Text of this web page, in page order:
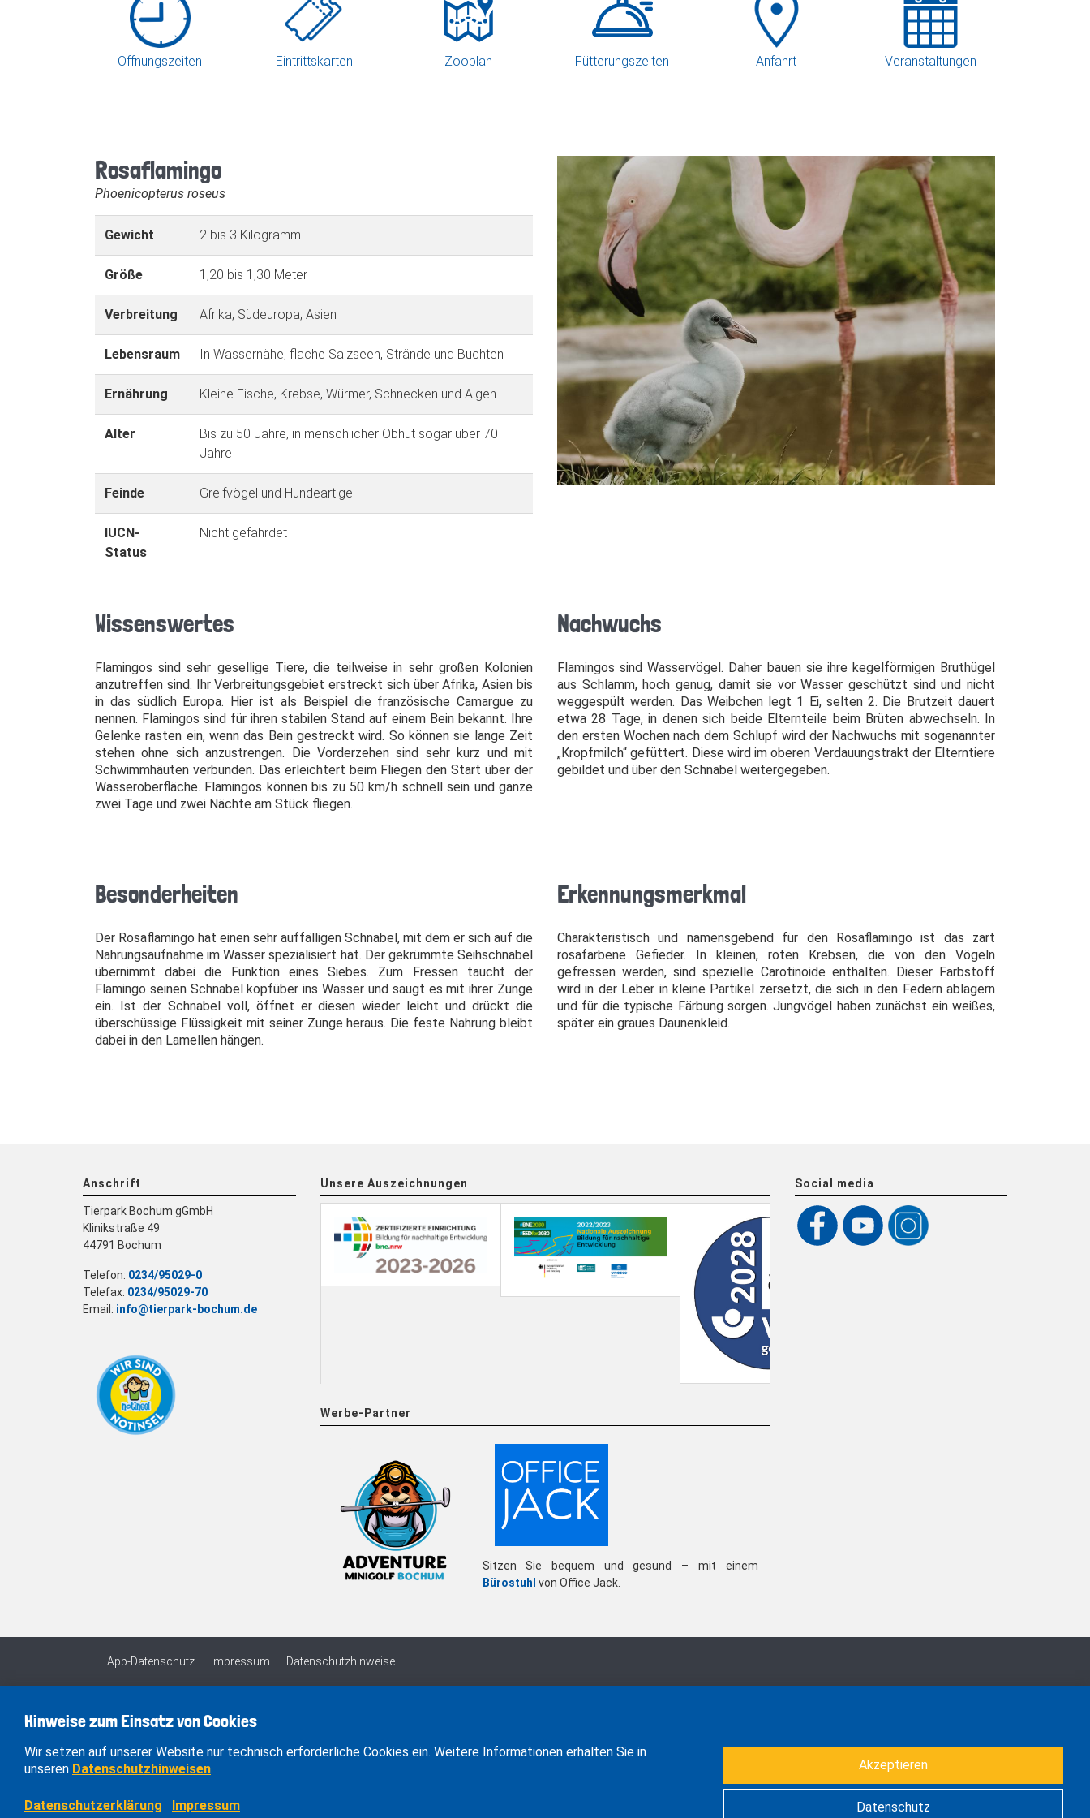
Öffnungszeiten Eintrittskarten Zooplan Fütterungszeiten Anfahrt Veranstaltungen
Rosaflamingo
Phoenicopterus roseus
Gewicht 2 bis 3 Kilogramm
Größe 1,20 bis 1,30 Meter
Verbreitung Afrika, Südeuropa, Asien
Lebensraum In Wassernähe, flache Salzseen, Strände und Buchten
Ernährung Kleine Fische, Krebse, Würmer, Schnecken und Algen
Alter
Bis zu 50 Jahre, in menschlicher Obhut sogar über 70
Jahre
Feinde Greifvögel und Hundeartige
IUCN-
Status
Nicht gefährdet
Wissenswertes
Flamingos sind sehr gesellige Tiere, die teilweise in sehr großen Kolonien
anzutreffen sind. Ihr Verbreitungsgebiet erstreckt sich über Afrika, Asien bis
in das südlich Europa. Hier ist als Beispiel die französische Camargue zu
nennen. Flamingos sind für ihren stabilen Stand auf einem Bein bekannt. Ihre
Gelenke rasten ein, wenn das Bein gestreckt wird. So können sie lange Zeit
stehen ohne sich anzustrengen. Die Vorderzehen sind sehr kurz und mit
Schwimmhäuten verbunden. Das erleichtert beim Fliegen den Start über der
Wasseroberfläche. Flamingos können bis zu 50 km/h schnell sein und ganze
zwei Tage und zwei Nächte am Stück fliegen.
Nachwuchs
Flamingos sind Wasservögel. Daher bauen sie ihre kegelförmigen Bruthügel
aus Schlamm, hoch genug, damit sie vor Wasser geschützt sind und nicht
weggespült werden. Das Weibchen legt 1 Ei, selten 2. Die Brutzeit dauert
etwa 28 Tage, in denen sich beide Elternteile beim Brüten abwechseln. In
den ersten Wochen nach dem Schlupf wird der Nachwuchs mit sogenannter
„Kropfmilch“ gefüttert. Diese wird im oberen Verdauungstrakt der Elterntiere
gebildet und über den Schnabel weitergegeben.
Besonderheiten
Der Rosaflamingo hat einen sehr auffälligen Schnabel, mit dem er sich auf die
Nahrungsaufnahme im Wasser spezialisiert hat. Der gekrümmte Seihschnabel
übernimmt dabei die Funktion eines Siebes. Zum Fressen taucht der
Flamingo seinen Schnabel kopfüber ins Wasser und saugt es mit ihrer Zunge
ein. Ist der Schnabel voll, öffnet er diesen wieder leicht und drückt die
überschüssige Flüssigkeit mit seiner Zunge heraus. Die feste Nahrung bleibt
dabei in den Lamellen hängen.
Erkennungsmerkmal
Charakteristisch und namensgebend für den Rosaflamingo ist das zart
rosafarbene Gefieder. In kleinen, roten Krebsen, die von den Vögeln
gefressen werden, sind spezielle Carotinoide enthalten. Dieser Farbstoff
wird in der Leber in kleine Partikel zersetzt, die sich in den Federn ablagern
und für die typische Färbung sorgen. Jungvögel haben zunächst ein weißes,
später ein graues Daunenkleid.
Anschrift
Tierpark Bochum gGmbH
Klinikstraße 49
44791 Bochum
Telefon: 0234/95029-0
Telefax: 0234/95029-70
Email: info@tierpark-bochum.de
Unsere Auszeichnungen
Werbe-Partner
Sitzen Sie bequem und gesund – mit einem
Bürostuhl von Office Jack.
Social media
App-Datenschutz Impressum Datenschutzhinweise
Hinweise zum Einsatz von Cookies
Wir setzen auf unserer Website nur technisch erforderliche Cookies ein. Weitere Informationen erhalten Sie in
unseren Datenschutzhinweisen.
Datenschutzerklärung Impressum
Akzeptieren
Datenschutz